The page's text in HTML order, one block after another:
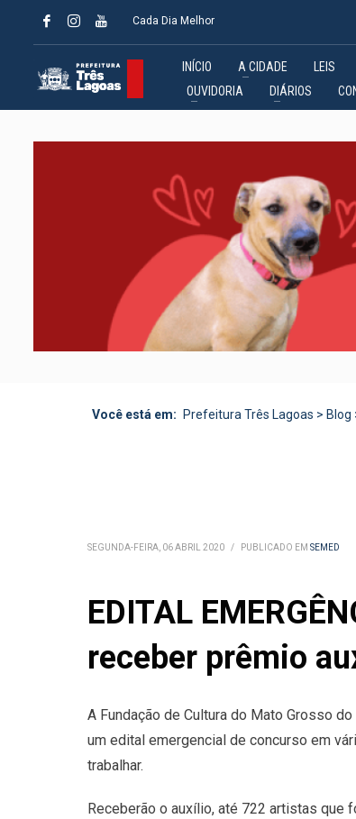
Cada Dia Melhor
INÍCIO A CIDADE LEIS
OUVIDORIA
DIÁRIOS
Você está em: Prefeitura Três Lagoas > Blog
SEGUNDA-FEIRA, 06 ABRIL 2020 / PUBLICADO EM SEMED
EDITAL
receber prêmio
A Fundação de Cultura do Mato Grosso
um edital emergencial de concurso em
trabalhar.
Receberão o auxílio, até 722 artistas que